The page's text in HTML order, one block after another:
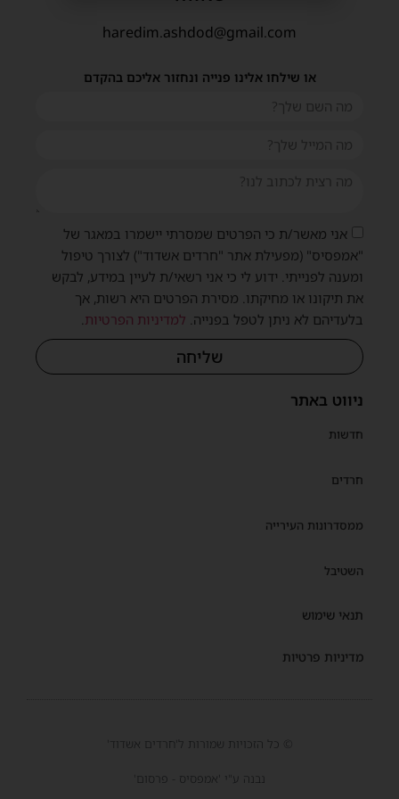
ניווט באתר
חדשות
חרדים
ממסדרונות העירייה
השטיבל
תנאי שימוש
מדיניות פרטיות
haredim.ashdod@gmail.com
או שילחו אלינו פנייה ונחזור אליכם בהקדם
אני מאשר/ת כי הפרטים שמסרתי יישמרו במאגר של
"אמפסיס" (מפעילת אתר "חרדים אשדוד") לצורך טיפול
ומענה לפנייתי. ידוע לי כי אני רשאי/ת לעיין במידע, לבקש
את תיקונו או מחיקתו. מסירת הפרטים היא רשות, אך
בלעדיהם לא ניתן לטפל בפנייה. למדיניות הפרטיות
שליחה
© כל הזכויות שמורות ל'חרדים אשדוד'
נבנה ע"י 'אמפסיס - פרסום'